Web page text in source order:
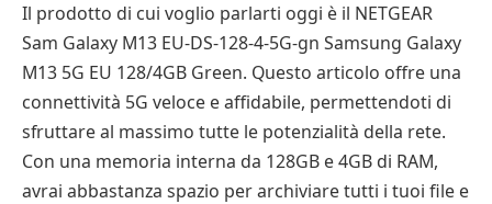
Il prodotto di cui voglio parlarti oggi è il NETGEAR
Sam Galaxy M13 EU-DS-128-4-5G-gn Samsung Galaxy
M13 5G EU 128/4GB Green. Questo articolo offre una
connettività 5G veloce e affidabile, permettendoti di
sfruttare al massimo tutte le potenzialità della rete.
Con una memoria interna da 128GB e 4GB di RAM,
avrai abbastanza spazio per archiviare tutti i tuoi file e